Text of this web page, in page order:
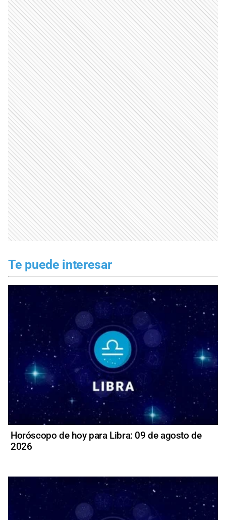
Te puede interesar
Horóscopo de hoy para Libra: 09 de agosto de
2026